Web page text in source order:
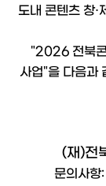
도내 콘텐츠 창·
"2026 전북
사업"을 다음과
(재)전
문의사